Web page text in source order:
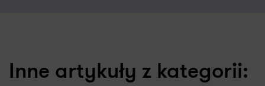
Inne artykuły z kategorii: